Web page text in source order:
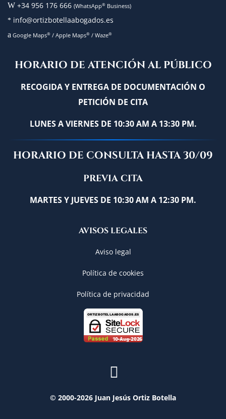
W +34 956 176 666 (WhatsApp® Business)
* info@ortizbotellaabogados.es
a Google Maps® / Apple Maps® / Waze®
HORARIO DE ATENCIÓN AL PÚBLICO
RECOGIDA Y ENTREGA DE DOCUMENTACIÓN O
PETICIÓN DE CITA
LUNES A VIERNES DE 10:30 AM A 13:30 PM.
HORARIO DE CONSULTA HASTA 30/09
PREVIA CITA
MARTES Y JUEVES DE 10:30 AM A 12:30 PM.
AVISOS LEGALES
Aviso legal
Política de cookies
Política de privacidad
© 2000-2026 Juan Jesús Ortiz Botella